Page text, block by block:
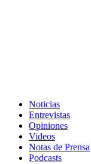
Noticias
Entrevistas
Opiniones
Videos
Notas de Prensa
Podcasts